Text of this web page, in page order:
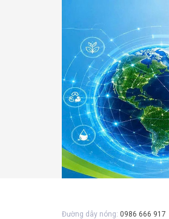
Đường dây nóng: 0986 666 917